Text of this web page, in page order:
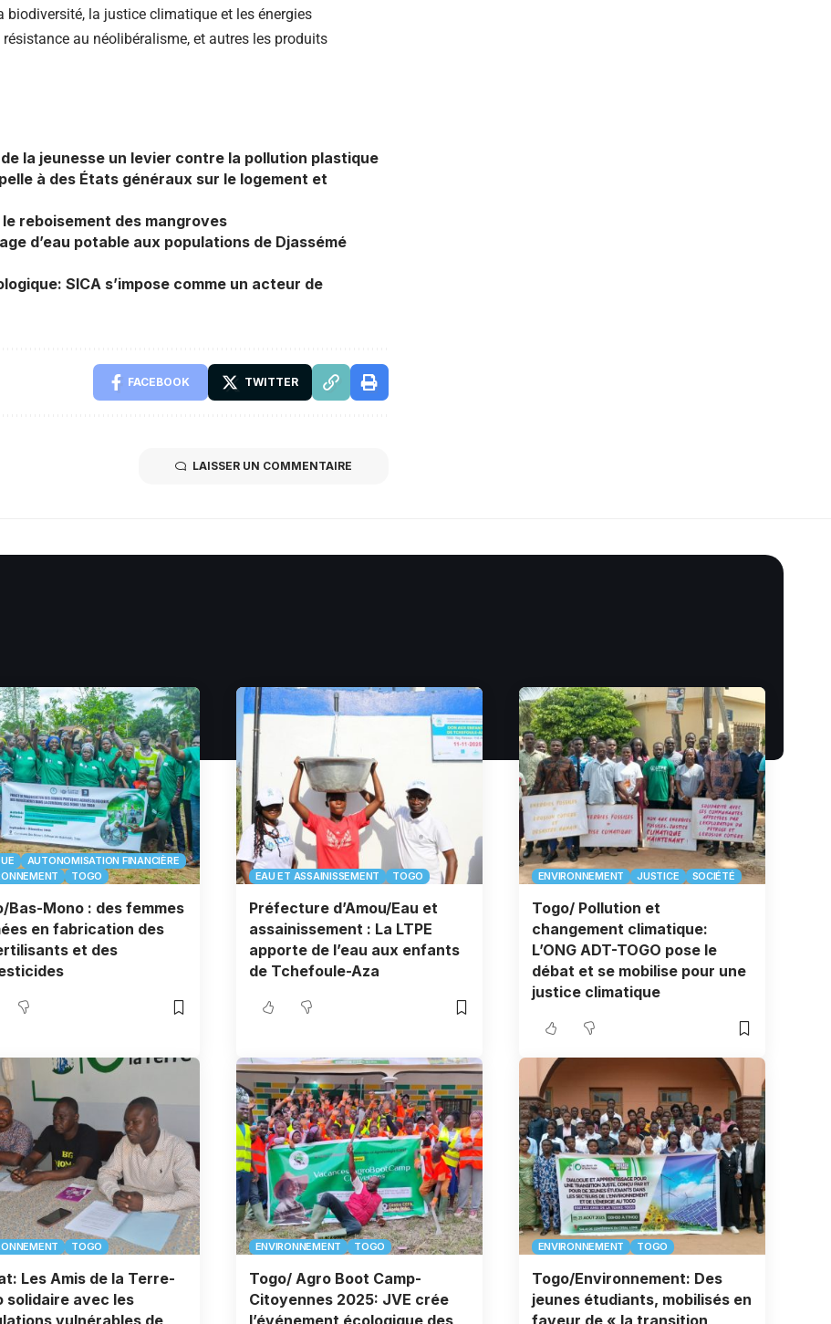
la justice climatique et les énergies
au néolibéralisme, et autres les produits
la jeunesse un levier contre la pollution plastique
à des États généraux sur le logement et
reboisement des mangroves
d’eau potable aux populations de Djassémé
SICA s’impose comme un acteur de
FACEBOOK TWITTER
LAISSER UN COMMENTAIRE
AUTONOMISATION FINANCIÈRE
TOGO
Bas-Mono : des femmes
en fabrication des
et des
EAU ET ASSAINISSEMENT TOGO
Préfecture d’Amou/Eau et
assainissement : La LTPE
apporte de l’eau aux enfants
de Tchefoule-Aza
ENVIRONNEMENT JUSTICE SOCIÉTÉ
Togo/ Pollution et
changement climatique:
L’ONG ADT-TOGO pose le
débat et se mobilise pour une
justice climatique
TOGO
Les Amis de la Terre-
solidaire avec les
vulnérables de
ENVIRONNEMENT TOGO
Togo/ Agro Boot Camp-
Citoyennes 2025: JVE crée
l’événement écologique des
ENVIRONNEMENT TOGO
Togo/Environnement: Des
jeunes étudiants, mobilisés en
faveur de « la transition